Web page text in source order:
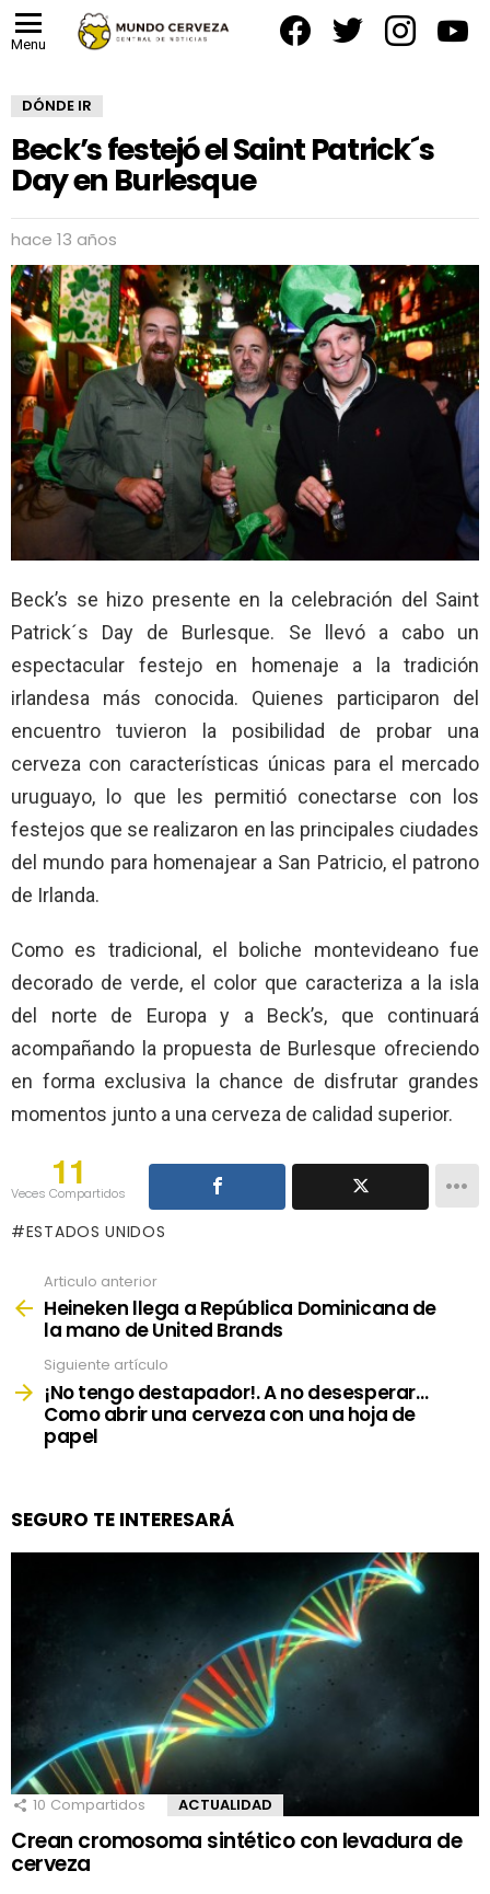
Menu
DÓNDE IR
Beck’s festejó el Saint Patrick´s
Day en Burlesque
hace 13 años
Beck’s se hizo presente en la celebración del Saint
Patrick´s Day de Burlesque. Se llevó a cabo un
espectacular festejo en homenaje a la tradición
irlandesa más conocida. Quienes participaron del
encuentro tuvieron la posibilidad de probar una
cerveza con características únicas para el mercado
uruguayo, lo que les permitió conectarse con los
festejos que se realizaron en las principales ciudades
del mundo para homenajear a San Patricio, el patrono
de Irlanda.
Como es tradicional, el boliche montevideano fue
decorado de verde, el color que caracteriza a la isla
del norte de Europa y a Beck’s, que continuará
acompañando la propuesta de Burlesque ofreciendo
en forma exclusiva la chance de disfrutar grandes
momentos junto a una cerveza de calidad superior.
11
Veces Compartidos
ESTADOS UNIDOS
more
Articulo anterior
Heineken llega a República Dominicana de
la mano de United Brands
Siguiente artículo
¡No tengo destapador!. A no desesperar…
Como abrir una cerveza con una hoja de
papel
SEGURO TE INTERESARÁ
10 Compartidos ACTUALIDAD
Crean cromosoma sintético con levadura de
cerveza